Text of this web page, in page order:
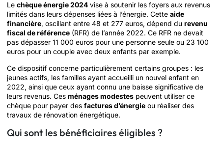
Le chèque énergie 2024 vise à soutenir les foyers aux revenus
limités dans leurs dépenses liées à l’énergie. Cette aide
financière, oscillant entre 48 et 277 euros, dépend du revenu
fiscal de référence (RFR) de l’année 2022. Ce RFR ne devait
pas dépasser 11 000 euros pour une personne seule ou 23 100
euros pour un couple avec deux enfants par exemple.
Ce dispositif concerne particulièrement certains groupes : les
jeunes actifs, les familles ayant accueilli un nouvel enfant en
2022, ainsi que ceux ayant connu une baisse significative de
leurs revenus. Ces ménages modestes peuvent utiliser ce
chèque pour payer des factures d’énergie ou réaliser des
travaux de rénovation énergétique.
Qui sont les bénéficiaires éligibles ?